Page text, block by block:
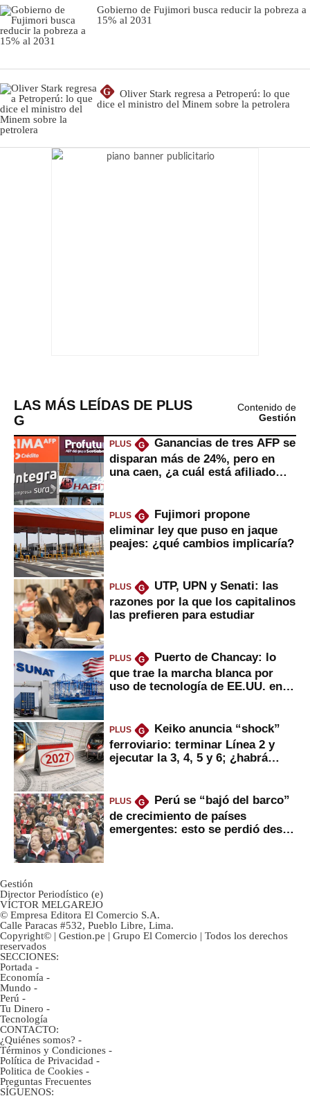
Gobierno de Fujimori busca reducir la pobreza a
15% al 2031
G
Oliver Stark regresa a Petroperú: lo que
dice el ministro del Minem sobre la petrolera
LAS MÁS LEÍDAS DE PLUS
G
Contenido de
Gestión
PLUS G
Ganancias de tres AFP se
disparan más de 24%, pero en
una caen, ¿a cuál está afiliado
PLUS G
Fujimori propone
eliminar ley que puso en jaque
peajes: ¿qué cambios implicaría?
PLUS G
UTP, UPN y Senati: las
razones por la que los capitalinos
las prefieren para estudiar
PLUS G
Puerto de Chancay: lo
que trae la marcha blanca por
uso de tecnología de EE.UU. en
PLUS G
Keiko anuncia “shock”
ferroviario: terminar Línea 2 y
ejecutar la 3, 4, 5 y 6; ¿habrá
PLUS G
Perú se “bajó del barco”
de crecimiento de países
emergentes: esto se perdió desde
Gestión
Director Periodístico (e)
VÍCTOR MELGAREJO
© Empresa Editora El Comercio S.A.
Calle Paracas #532, Pueblo Libre, Lima.
Copyright© | Gestion.pe | Grupo El Comercio | Todos los derechos
reservados
SECCIONES:
Portada -
Economía -
Mundo -
Perú -
Tu Dinero -
Tecnología
CONTACTO:
¿Quiénes somos? -
Términos y Condiciones -
Política de Privacidad -
Politica de Cookies -
Preguntas Frecuentes
SÍGUENOS: